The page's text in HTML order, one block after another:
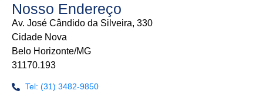
Nosso Endereço
Av. José Cândido da Silveira, 330
Cidade Nova
Belo Horizonte/MG
31170.193
Tel: (31) 3482-9850